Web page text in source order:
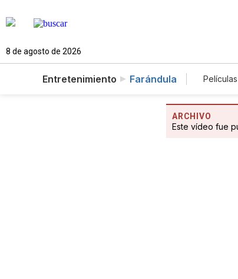
8 de agosto de 2026
Entretenimiento Farándula
ARCHIVO
Este vídeo fue